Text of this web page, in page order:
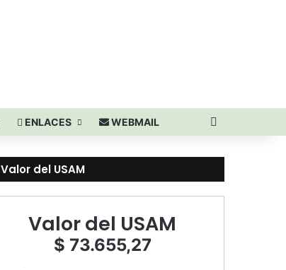
ENLACES WEBMAIL
Valor del USAM
Valor del USAM
$ 73.655,27